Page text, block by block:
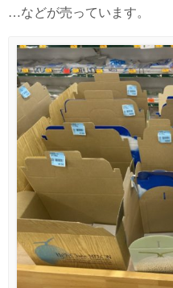
…などが売っています。